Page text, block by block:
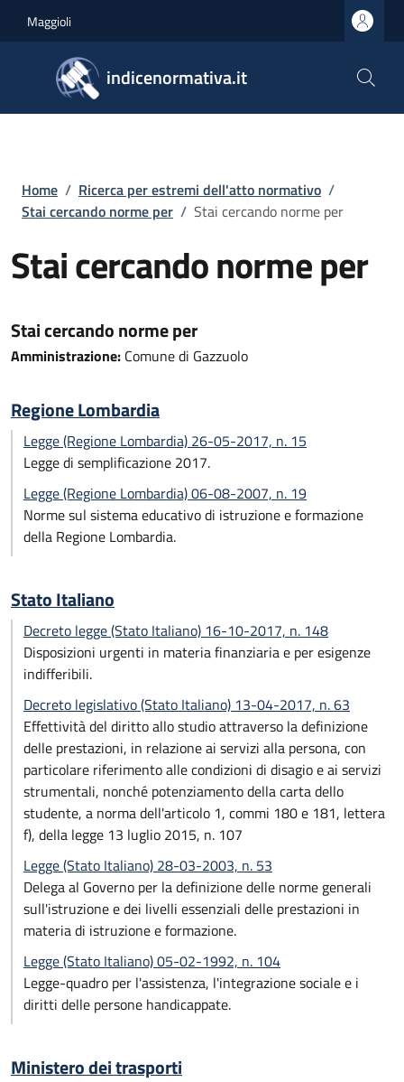
Maggioli
indicenormativa.it
Briciole di pane
Home / Ricerca per estremi dell'atto normativo /
Stai cercando norme per / Stai cercando norme per
Stai cercando norme per
Stai cercando norme per
Amministrazione: Comune di Gazzuolo
Regione Lombardia
Legge (Regione Lombardia) 26-05-2017, n. 15
Legge di semplificazione 2017.
Legge (Regione Lombardia) 06-08-2007, n. 19
Norme sul sistema educativo di istruzione e formazione
della Regione Lombardia.
Stato Italiano
Decreto legge (Stato Italiano) 16-10-2017, n. 148
Disposizioni urgenti in materia finanziaria e per esigenze
indifferibili.
Decreto legislativo (Stato Italiano) 13-04-2017, n. 63
Effettività del diritto allo studio attraverso la definizione
delle prestazioni, in relazione ai servizi alla persona, con
particolare riferimento alle condizioni di disagio e ai servizi
strumentali, nonché potenziamento della carta dello
studente, a norma dell'articolo 1, commi 180 e 181, lettera
f), della legge 13 luglio 2015, n. 107
Legge (Stato Italiano) 28-03-2003, n. 53
Delega al Governo per la definizione delle norme generali
sull'istruzione e dei livelli essenziali delle prestazioni in
materia di istruzione e formazione.
Legge (Stato Italiano) 05-02-1992, n. 104
Legge-quadro per l'assistenza, l'integrazione sociale e i
diritti delle persone handicappate.
Ministero dei trasporti